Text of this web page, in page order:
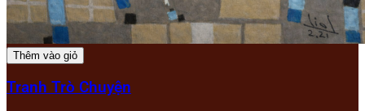
Thêm vào giỏ
Tranh Trò Chuyện